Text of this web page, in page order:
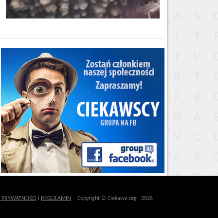
PRYWATNOŚCI i REGULAMIN Copyright © Ciekawe.org 2026